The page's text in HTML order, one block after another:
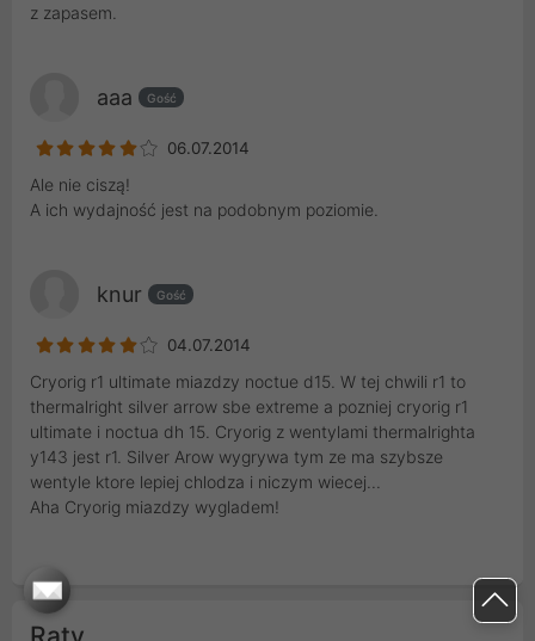
z zapasem.
aaa Gość
06.07.2014
Ale nie ciszą!
A ich wydajność jest na podobnym poziomie.
knur Gość
04.07.2014
Cryorig r1 ultimate miazdzy noctue d15. W tej chwili r1 to
thermalright silver arrow sbe extreme a pozniej cryorig r1
ultimate i noctua dh 15. Cryorig z wentylami thermalrighta
y143 jest r1. Silver Arow wygrywa tym ze ma szybsze
wentyle ktore lepiej chlodza i niczym wiecej...
Aha Cryorig miazdzy wygladem!